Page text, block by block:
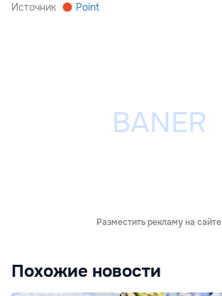
Источник Point
Разместить рекламу на сайте
Похожие новости